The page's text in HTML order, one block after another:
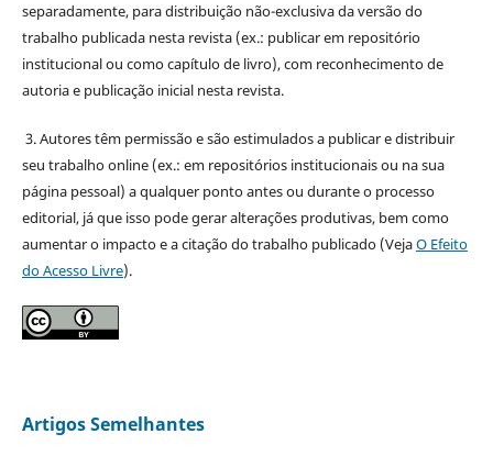
separadamente, para distribuição não-exclusiva da versão do
trabalho publicada nesta revista (ex.: publicar em repositório
institucional ou como capítulo de livro), com reconhecimento de
autoria e publicação inicial nesta revista.
3. Autores têm permissão e são estimulados a publicar e distribuir
seu trabalho online (ex.: em repositórios institucionais ou na sua
página pessoal) a qualquer ponto antes ou durante o processo
editorial, já que isso pode gerar alterações produtivas, bem como
aumentar o impacto e a citação do trabalho publicado (VejaO Efeito
do Acesso Livre).
Artigos Semelhantes